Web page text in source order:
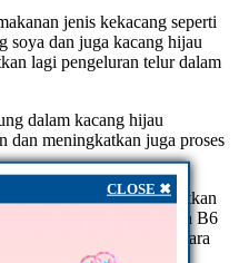
jenis kekacang seperti
soya dan juga kacang hijau
lagi pengeluran telur dalam
dalam kacang hijau
dan meningkatkan juga proses
membantu mempercepatkan
juga mengandungi vitamin B6
peranakan bekerja secara
CLOSE ✖